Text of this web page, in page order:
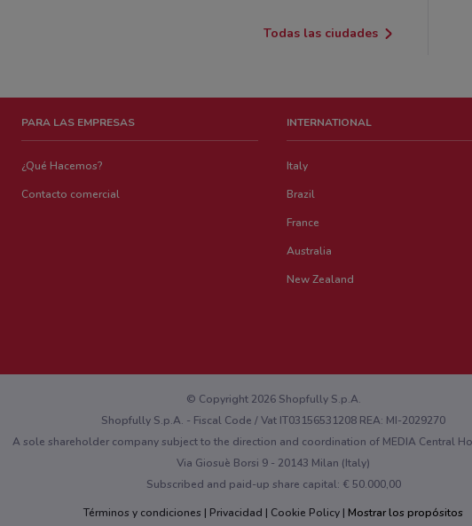
Todas las ciudades
PARA LAS EMPRESAS
¿Qué Hacemos?
Contacto comercial
INTERNATIONAL
Italy
Brazil
France
Australia
New Zealand
© Copyright 2026 Shopfully S.p.A.
Shopfully S.p.A. - Fiscal Code / Vat IT03156531208 REA: MI-2029270
A sole shareholder company subject to the direction and coordination of MEDIA Central
Via Giosuè Borsi 9 - 20143 Milan (Italy)
Subscribed and paid-up share capital: € 50.000,00
Términos y condiciones
Privacidad Cookie Policy Mostrar los propósitos